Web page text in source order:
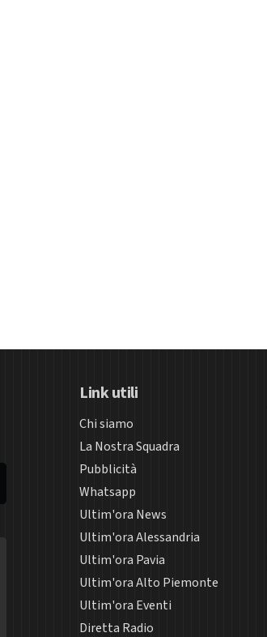
Link utili
Chi siamo
La Nostra Squadra
Pubblicità
Whatsapp
Ultim'ora News
Ultim'ora Alessandria
Ultim'ora Pavia
Ultim'ora Alto Piemonte
Ultim'ora Eventi
Diretta Radio